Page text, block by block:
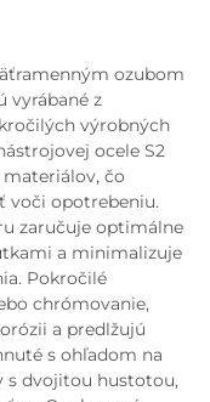
ozubom
vyrábané z
výrobných
ocele S2
čo
voči opotrebeniu.
zaručuje optimálne
a minimalizuje
Pokročilé
chrómovanie,
a predlžujú
s ohľadom na
s dvojitou hustotou,